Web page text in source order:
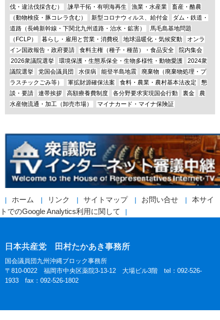
伐・違法伐採含む）
諫早干拓・有明海再生 漁業・水産業
畜産・酪農
（動物検疫・豚コレラ含む）
新型コロナウィルス、給付金
ダム・鉄道・
道路（長崎新幹線・下関北九州道路・治水・鉱害）
馬毛島基地問題
（FCLP）
暮らし・雇用と営業・消費税 地球温暖化・気候変動
オンラ
イン国政報告・政府要請
食料主権（種子・種苗）・食品安全
院内集会
2026衆議院選挙
環境保護・生態系保全・生物多様性・動物愛護
2024衆
議院選挙
党国会議員団 水俣病 能登半島地震
廃棄物（廃棄物処理・プ
ラスチックごみ等）
軍拡財源確保法案 食料・農業・農村基本法改定
懇
談・要請
連帯挨拶 高額療養費制度 各分野要求実現国会行動 裏金
農
水産物流通・加工（卸売市場）
マイナカード・マイナ保険証
ホーム リンク サイトマップ お問い合せ
本サイ
トでのGoogle Analytics利用に関して
日本共産党 田村たかあき事務所
国会議員団九州沖縄ブロック事務所
〒810-0022 福岡市中央区薬院3-13-12 大場ビル3階 tel：092-526-
1933 fax：092-526-1802